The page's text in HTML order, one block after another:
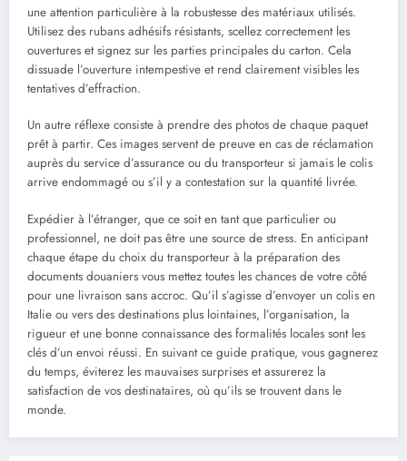
une attention particulière à la robustesse des matériaux utilisés.
Utilisez des rubans adhésifs résistants, scellez correctement les
ouvertures et signez sur les parties principales du carton. Cela
dissuade l’ouverture intempestive et rend clairement visibles les
tentatives d’effraction.
Un autre réflexe consiste à prendre des photos de chaque paquet
prêt à partir. Ces images servent de preuve en cas de réclamation
auprès du service d’assurance ou du transporteur si jamais le colis
arrive endommagé ou s’il y a contestation sur la quantité livrée.
Expédier à l’étranger, que ce soit en tant que particulier ou
professionnel, ne doit pas être une source de stress. En anticipant
chaque étape du choix du transporteur à la préparation des
documents douaniers vous mettez toutes les chances de votre côté
pour une livraison sans accroc. Qu’il s’agisse d’envoyer un colis en
Italie ou vers des destinations plus lointaines, l’organisation, la
rigueur et une bonne connaissance des formalités locales sont les
clés d’un envoi réussi. En suivant ce guide pratique, vous gagnerez
du temps, éviterez les mauvaises surprises et assurerez la
satisfaction de vos destinataires, où qu’ils se trouvent dans le
monde.